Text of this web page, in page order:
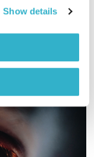
Show details אודיו